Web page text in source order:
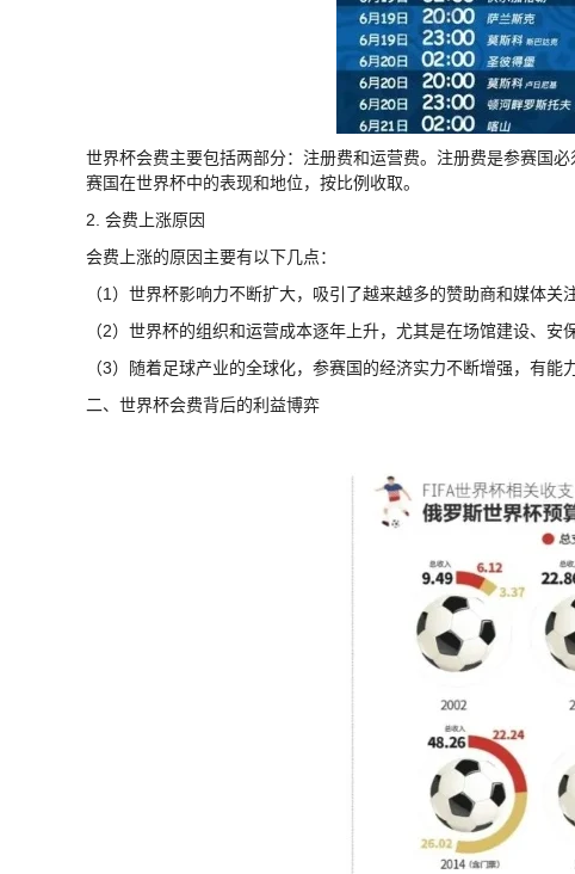
世界杯会费主要包括两部分：注册费和运营费。注册费是参赛国
赛国在世界杯中的表现和地位，按比例收取。
2. 会费上涨原因
会费上涨的原因主要有以下几点：
（1）世界杯影响力不断扩大，吸引了越来越多的赞助商和媒体关
（2）世界杯的组织和运营成本逐年上升，尤其是在场馆建设、安
（3）随着足球产业的全球化，参赛国的经济实力不断增强，有能
二、世界杯会费背后的利益博弈